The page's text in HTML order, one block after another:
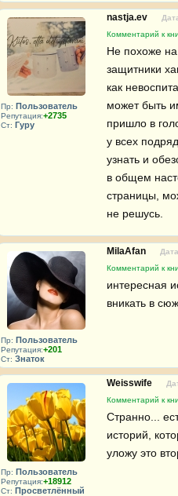
Пр: Пользователь
Репутация:+2735
Ст: Гуру
nastja.ev
Комментарий к
Не похоже
защитники
как
может быть
пришло в
у всех
узнать и
в общем
страницы,
не решусь.
Пр: Пользователь
Репутация:+201
Ст: Знаток
MilaAfan
Комментарий к
интересная
вникать в
Пр: Пользователь
Репутация:+18912
Ст: Просветлённый
Weisswife
Комментарий к
Странно...
историй,
уложу это